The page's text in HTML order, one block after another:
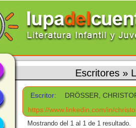
Escritores »
Escritor:
DRÖSSER,
https://www.linkedin.com/in/
Mostrando del 1 al 1 de 1 resultado.